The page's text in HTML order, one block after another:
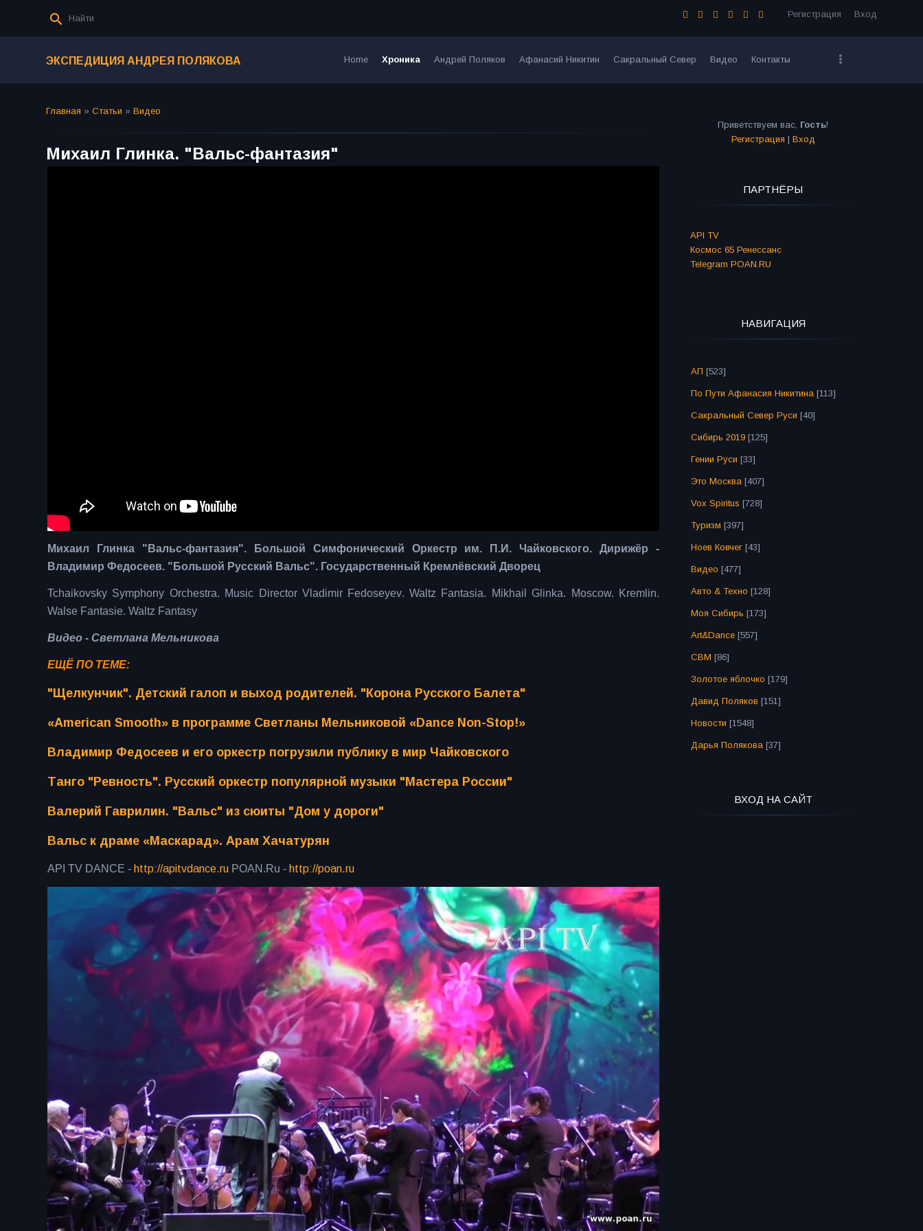
Регистрация Вход
ЭКСПЕДИЦИЯ АНДРЕЯ ПОЛЯКОВА Home Хроника Андрей Поляков Афанасий Никитин Сакральный Север Видео Контакты
Главная » Статьи » Видео
Михаил Глинка. "Вальс-фантазия"
Михаил Глинка "Вальс-фантазия". Большой Симфонический Оркестр им. П.И. Чайковского. Дирижёр -
Владимир Федосеев. "Большой Русский Вальс". Государственный Кремлёвский Дворец
Tchaikovsky Symphony Orchestra. Music Director Vladimir Fedoseyev. Waltz Fantasia. Mikhail Glinka. Moscow. Kremlin.
Walse Fantasie. Waltz Fantasy
Видео - Светлана Мельникова
ЕЩЁ ПО ТЕМЕ:
"Щелкунчик". Детский галоп и выход родителей. "Корона Русского Балета"
«American Smooth» в программе Светланы Мельниковой «Dance Non-Stop!»
Владимир Федосеев и его оркестр погрузили публику в мир Чайковского
Танго "Ревность". Русский оркестр популярной музыки "Мастера России"
Валерий Гаврилин. "Вальс" из сюиты "Дом у дороги"
Вальс к драме «Маскарад». Арам Хачатурян
API TV DANCE - http://apitvdance.ru ​ POAN.Ru - http://poan.ru
Приветствуем вас, Гость!
Регистрация | Вход
ПАРТНЁРЫ
API TV
Космос 65 Ренессанс
Telegram POAN.RU
НАВИГАЦИЯ
АП [523]
По Пути Афанасия Никитина [113]
Сакральный Север Руси [40]
Сибирь 2019 [125]
Гении Руси [33]
Это Москва [407]
Vox Spiritus [728]
Туризм [397]
Ноев Ковчег [43]
Видео [477]
Авто & Техно [128]
Моя Сибирь [173]
Art&Dance [557]
СВМ [86]
Золотое яблочко [179]
Давид Поляков [151]
Новости [1548]
Дарья Полякова [37]
ВХОД НА САЙТ